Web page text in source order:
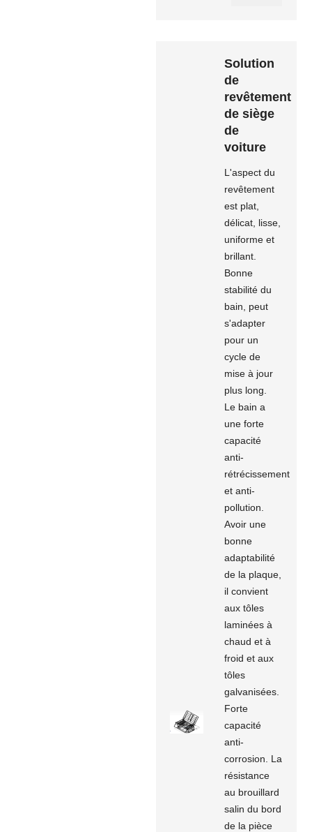
Solution
de
revêtement
de siège
de
voiture
L'aspect du
revêtement
est plat,
délicat, lisse,
uniforme et
brillant.
Bonne
stabilité du
bain, peut
s'adapter
pour un
cycle de
mise à jour
plus long.
Le bain a
une forte
capacité
anti-
rétrécissement
et anti-
pollution.
Avoir une
bonne
adaptabilité
de la plaque,
il convient
aux tôles
laminées à
chaud et à
froid et aux
tôles
galvanisées.
Forte
capacité
anti-
corrosion. La
résistance
au brouillard
salin du bord
de la pièce